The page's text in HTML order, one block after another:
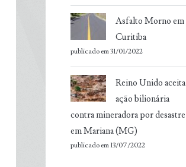
Asfalto Morno em
Curitiba
publicado em 31/01/2022
Reino Unido aceita
ação bilionária
contra mineradora por desastre
em Mariana (MG)
publicado em 13/07/2022